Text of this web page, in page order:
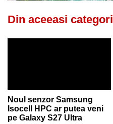
Din aceeasi
Noul senzor Samsung
Isocell HPC ar putea veni
pe Galaxy S27 Ultra